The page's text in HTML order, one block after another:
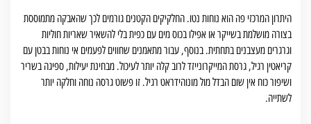
היתרון המרכזי פה הוא נוחות נטו. החלקיקים הקטנים גורמים לכך שהאבקה מתמוססת
בצורה מושלמת בשייקר או אפילו בכוס מים עם כפית בלי להשאיר שאריות חוליות
וגרגרים מעצבנים בתחתית. בנוסף, עבור מתאמנים שחווים לפעמים אי נוחות בבטן עם
קריאטין רגיל, גרסת המייקרונייזד לרוב קלה יותר לעיכול. מבחינת יעילות, ספיגה בשריר
ושיפור כוח אין שום הבדל מול מונוהידראט רגיל. זו פשוט גרסה נוחה וחלקה יותר
לשתייה.